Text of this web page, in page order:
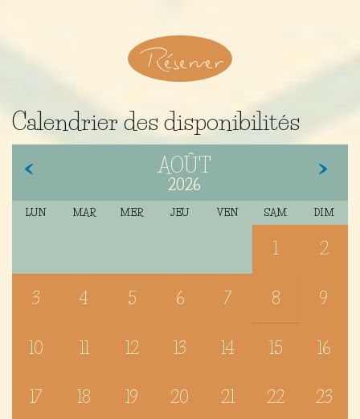
Réserver
Calendrier des disponibilités
AOÛT
2026
LUN MAR MER JEU VEN SAM DIM
1 2
3 4 5 6 7 8 9
10 12 13 14 15 16
17 18 19 20 21 22 23